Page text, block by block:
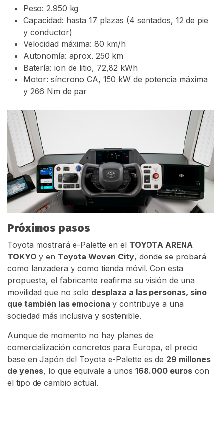
Peso: 2.950 kg
Capacidad: hasta 17 plazas (4 sentados, 12 de pie
y conductor)
Velocidad máxima: 80 km/h
Autonomía: aprox. 250 km
Batería: ion de litio, 72,82 kWh
Motor: síncrono CA, 150 kW de potencia máxima
y 266 Nm de par
Próximos pasos
Toyota mostrará e-Palette en el TOYOTA ARENA
TOKYO y en Toyota Woven City, donde se probará
como lanzadera y como tienda móvil. Con esta
propuesta, el fabricante reafirma su visión de una
movilidad que no solo desplaza a las personas, sino
que también las emociona y contribuye a una
sociedad más inclusiva y sostenible.
Aunque de momento no hay planes de
comercialización concretos para Europa, el precio
base en Japón del Toyota e-Palette es de 29 millones
de yenes, lo que equivale a unos 168.000 euros con
el tipo de cambio actual.